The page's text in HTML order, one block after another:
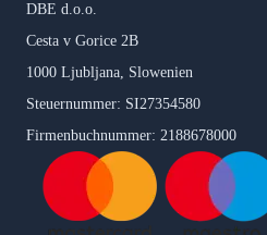
DBE d.o.o.
Cesta v Gorice 2B
1000 Ljubljana, Slowenien
Steuernummer: SI27354580
Firmenbuchnummer: 2188678000